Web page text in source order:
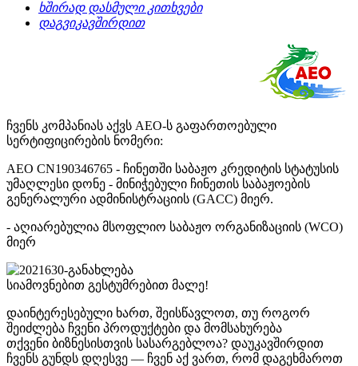
ხშირად დასმული კითხვები
დაგვიკავშირდით
ჩვენს კომპანიას აქვს AEO-ს გაფართოებული
სერტიფიცირების ნომერი:
AEO CN190346765 - ჩინეთში საბაჟო კრედიტის სტატუსის
უმაღლესი დონე - მინიჭებული ჩინეთის საბაჟოების
გენერალური ადმინისტრაციის (GACC) მიერ.
- აღიარებულია მსოფლიო საბაჟო ორგანიზაციის (WCO)
მიერ
სიამოვნებით გესტუმრებით მალე!
დაინტერესებული ხართ, შეისწავლოთ, თუ როგორ
შეიძლება ჩვენი პროდუქტები და მომსახურება
თქვენი ბიზნესისთვის სასარგებლოა? დაუკავშირდით
ჩვენს გუნდს დღესვე — ჩვენ აქ ვართ, რომ დაგეხმაროთ